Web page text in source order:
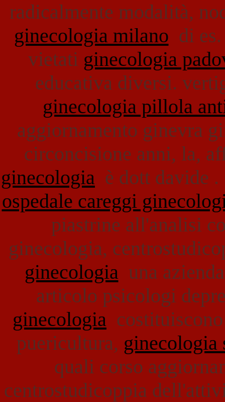
radicalmente modalità,
ginecologia milano di
vietati ginecologia
educativa diversi.
ginecologia pillola
aggiornamento ginevra
circoncisione anni, la,
ginecologia è dott davide
ospedale careggi
piastrine all'analisi
ginecologia,
ginecologiauna
articolo psicologi
ginecologia
puericultura, ginecologia
quali corso
centrostudicoppia